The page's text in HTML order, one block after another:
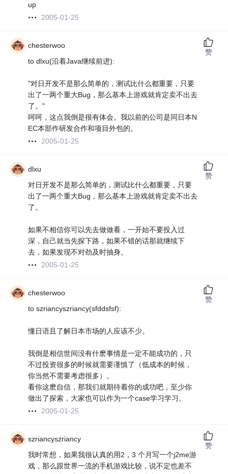
up
2005-01-25
chesterwoo
to dlxu(沿着Java继续前进):
"对日开发不是那么简单的，测试比什么都重要，只要
出了一两个重大Bug，那么基本上游戏就肯定卖不出去
了。"
呵呵，这点我倒是很有体会。我以前的公司是同日本N
EC本部作研发合作和项目外包的。
2005-01-25
赞
dlxu
对日开发不是那么简单的，测试比什么都重要，只要
出了一两个重大Bug，那么基本上游戏就肯定卖不出去
了。
如果不相信你可以先去做做看，一开始不要投入过
深，自己就当先探下路，如果不错的话那就继续下
去，如果发现不对劲及时抽身。
2005-01-25
赞
chesterwoo
to szriancyszriancy(sfddsfsf):
懂日语且了解日本市场的人应该不少。
我倒是相信世间没有什麽事情是一定不能成功的，只
不过投资很多的时候就需要谨慎了（低成本的时候，
你当然不需要考虑很多）。
看你这麽自信，那我们就期待着你的成功吧，至少你
做出了探索，大家也可以作为一个case学习学习。
2005-01-25
赞
szriancyszriancy
我时常想，如果我很认真的用2，3 个月写一个j2me游
戏，那么跟世界一流的手机游戏比较，说不定也差不
赞